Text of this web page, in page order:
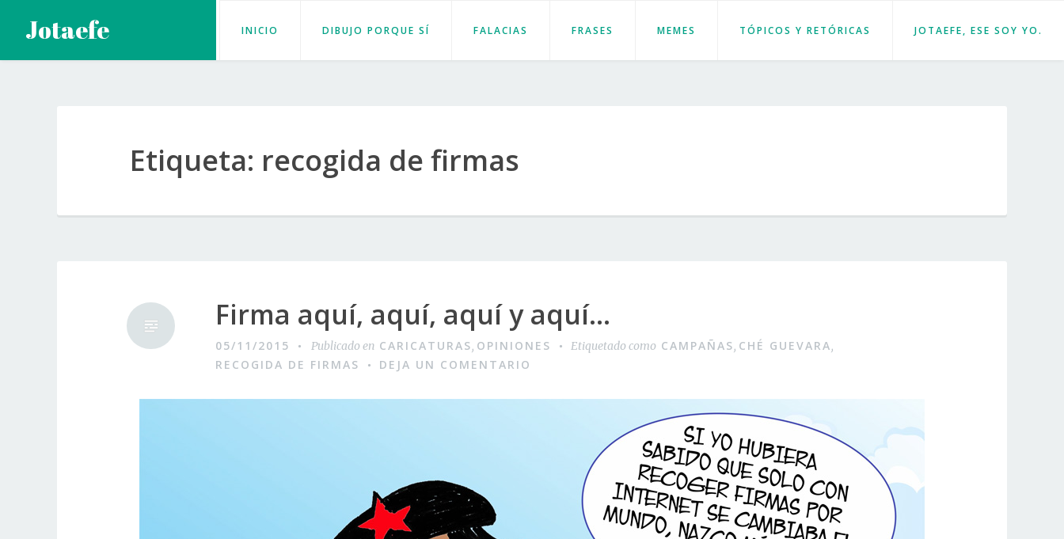
contenido
Jotaefe INICIO DIBUJO PORQUE SÍ FALACIAS FRASES MEMES TÓPICOS Y RETÓRICAS JOTAEFE, ESE SOY YO.
Etiqueta: recogida de firmas
Firma aquí, aquí, aquí y aquí…
05/11/2015 Publicado en CARICATURAS, OPINIONES Etiquetado como CAMPAÑAS, CHÉ GUEVARA,
RECOGIDA DE FIRMAS DEJA UN COMENTARIO